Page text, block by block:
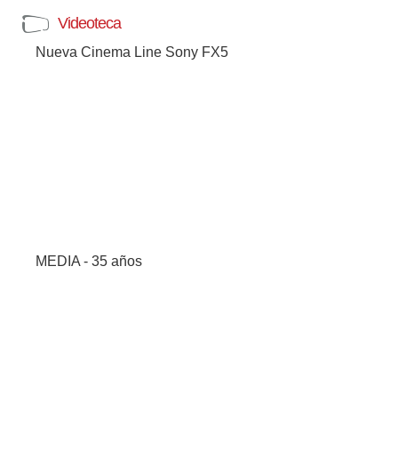
Videoteca
Nueva Cinema Line Sony FX5
MEDIA - 35 años